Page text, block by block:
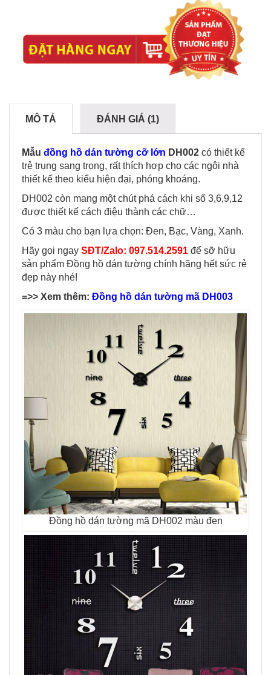
MÔ TẢ ĐÁNH GIÁ (1)
Mẫu đồng hồ dán tường cỡ lớn DH002 có thiết kế
trẻ trung sang trọng, rất thích hợp cho các ngôi nhà
thiết kế theo kiểu hiện đại, phóng khoáng.
DH002 còn mang một chút phá cách khi số 3,6,9,12
được thiết kế cách điệu thành các chữ…
Có 3 màu cho bạn lựa chọn: Đen, Bạc, Vàng, Xanh.
Hãy gọi ngay SĐT/Zalo: 097.514.2591 để sỡ hữu
sản phẩm Đồng hồ dán tường chính hãng hết sức rẻ
đẹp này nhé!
=>> Xem thêm: Đồng hồ dán tường mã DH003
Đồng hồ dán tường mã DH002 màu đen